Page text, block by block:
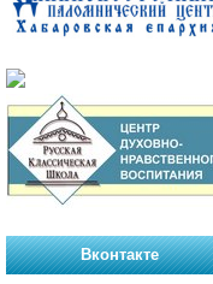
Вконтакте